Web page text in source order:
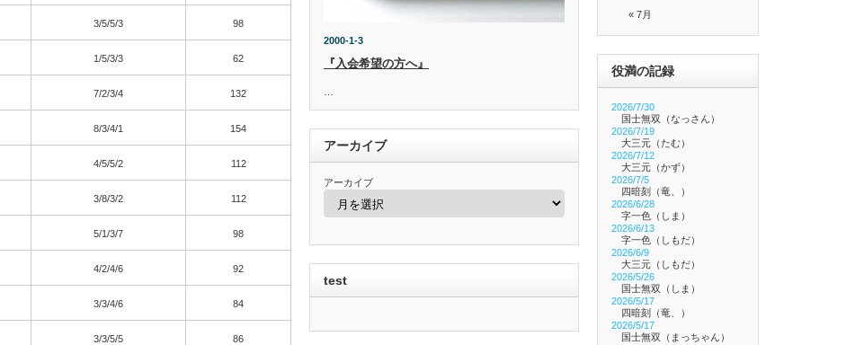
3/5/5/3 98
1/5/3/3 62
7/2/3/4 132
8/3/4/1 154
4/5/5/2 112
3/8/3/2 112
5/1/3/7 98
4/2/4/6 92
3/3/4/6 84
3/3/5/5 86
2000-1-3
『入会希望の方へ』
アーカイブ
アーカイブ
test
« 7月
役満の記録
2026/7/30
国士無双（なっさん）
2026/7/19
大三元（たむ）
2026/7/12
大三元（かず）
2026/7/5
四暗刻（竜、）
2026/6/28
字一色（しま）
2026/6/13
字一色（しもだ）
2026/6/9
大三元（しもだ）
2026/5/26
国士無双（しま）
2026/5/17
四暗刻（竜、）
2026/5/17
国士無双（まっちゃん）